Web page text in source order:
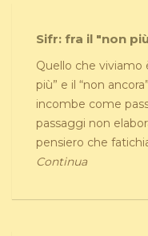
Sifr: fra il "non
Quello che viviamo
più” e il “non
incombe come
passaggi non
pensiero che
Continua